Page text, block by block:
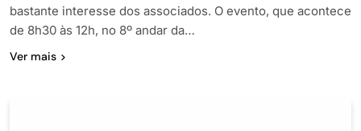
bastante interesse dos associados. O evento, que acontece
de 8h30 às 12h, no 8º andar da…
Ver mais